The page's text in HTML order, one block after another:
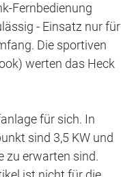
Fernbedienung
- Einsatz nur für
Die sportiven
werten das Heck
für sich. In
sind 3,5 KW und
zu erwarten sind.